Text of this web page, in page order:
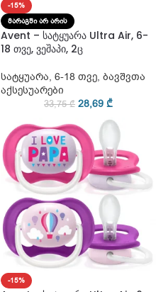
-15%
ᲛᲐᲠᲐᲒᲨᲘ ᲐᲠ ᲐᲠᲘᲡ
Avent – სატყუარა Ultra Air, 6-
18 თვე, ვეშაპი, 2ც
სატყუარა, 6-18 თვე, ბავშვთა
აქსესუარები
33,75₾ 28,69 ₾
-15%